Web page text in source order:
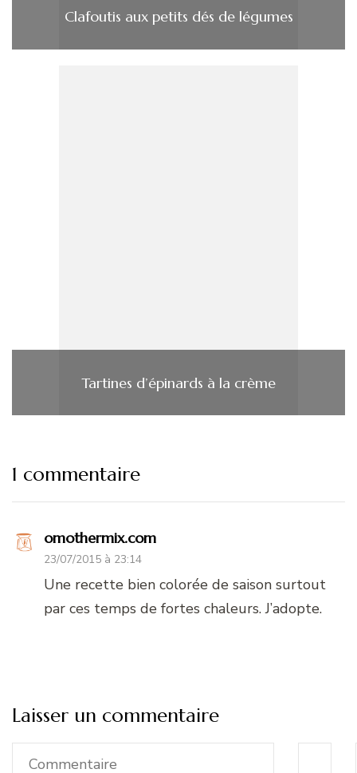
Clafoutis aux petits dés de légumes
Tartines d’épinards à la crème
1 commentaire
omothermix.com
23/07/2015 à 23:14
Une recette bien colorée de saison surtout
par ces temps de fortes chaleurs. J’adopte.
Laisser un commentaire